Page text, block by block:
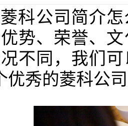
菱科公司简介
势、荣誉、
不同，我们
优秀的菱科公